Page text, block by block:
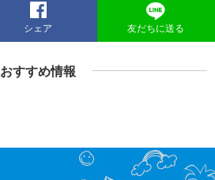
シェア 友だちに送る
おすすめ情報